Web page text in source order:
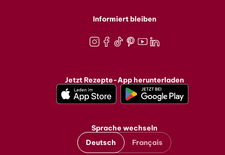
Informiert bleiben
Jetzt Rezepte-App herunterladen
Sprache wechseln
Deutsch
Français